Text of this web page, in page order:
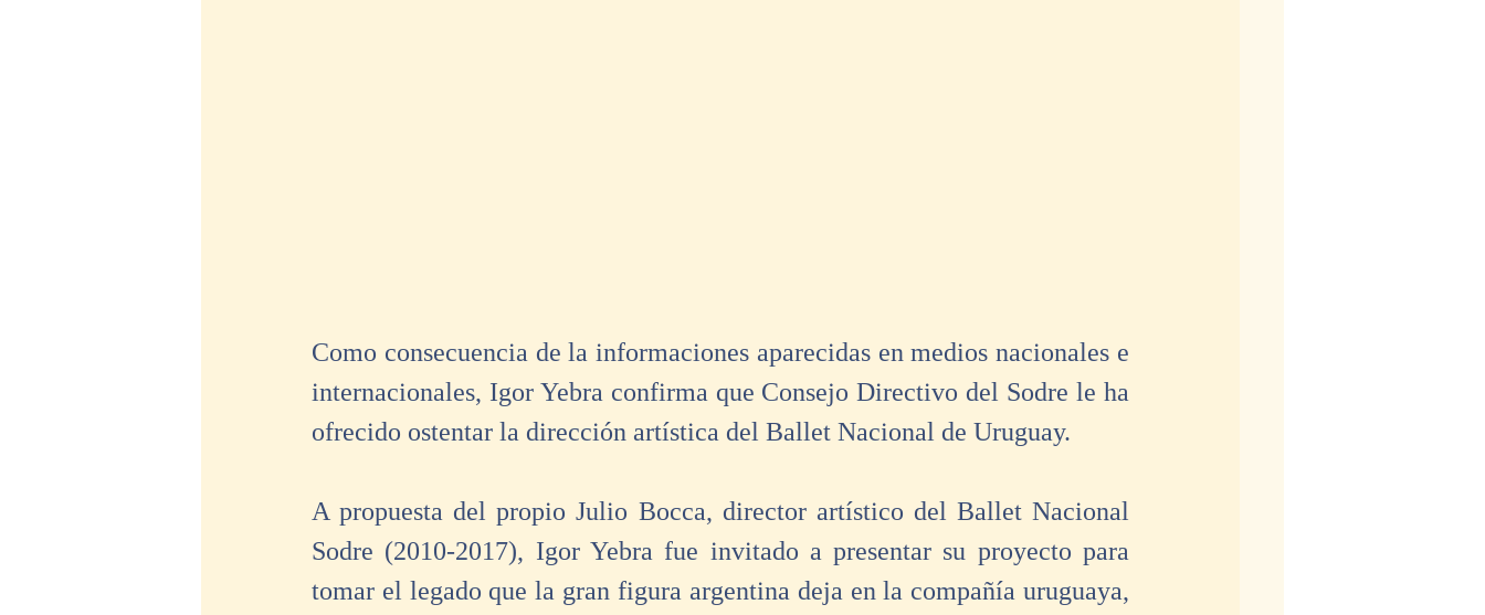
Como consecuencia de la informaciones aparecidas en medios nacionales e
internacionales, Igor Yebra confirma que Consejo Directivo del Sodre le ha
ofrecido ostentar la dirección artística del Ballet Nacional de Uruguay.
A propuesta del propio Julio Bocca, director artístico del Ballet Nacional
Sodre (2010-2017), Igor Yebra fue invitado a presentar su proyecto para
tomar el legado que la gran figura argentina deja en la compañía uruguaya,